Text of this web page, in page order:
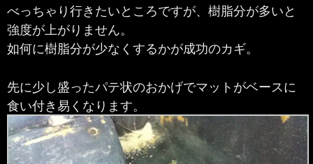
べっちゃり行きたいところですが、樹脂分が多いと
強度が上がりません。
如何に樹脂分が少なくするかが成功のカギ。
先に少し盛ったパテ状のおかげでマットがベースに
食い付き易くなります。